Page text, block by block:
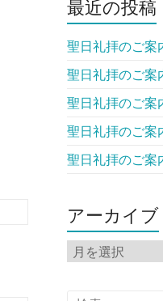
最近の投稿
聖日礼拝のご
聖日礼拝のご
聖日礼拝のご
聖日礼拝のご
聖日礼拝のご
アーカイブ
ア
ー
イ